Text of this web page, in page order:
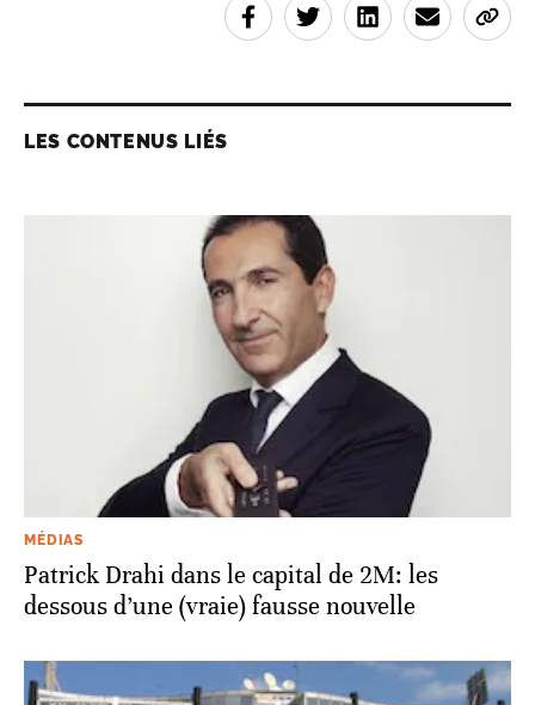
LES CONTENUS LIÉS
MÉDIAS
Patrick Drahi dans le capital de 2M: les
dessous d’une (vraie) fausse nouvelle